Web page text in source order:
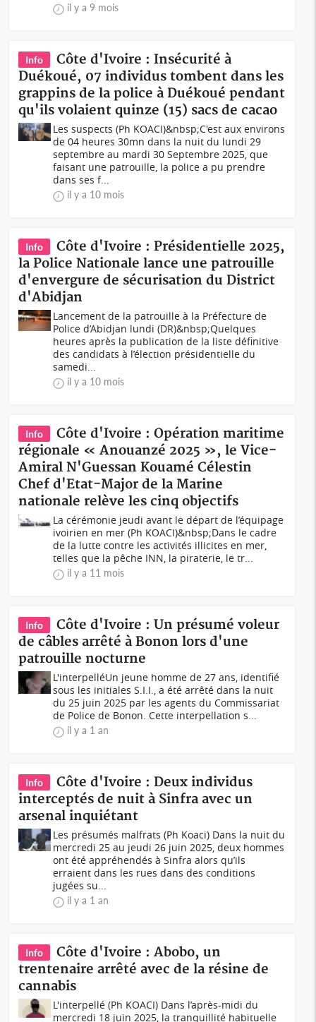
il y a 9 mois
Info
Côte d'Ivoire : Insécurité à
Duékoué, 07 individus tombent dans les
grappins de la police à Duékoué pendant
qu'ils volaient quinze (15) sacs de cacao
Les suspects (Ph KOACI)&nbsp;C'est aux environs
de 04 heures 30mn dans la nuit du lundi 29
septembre au mardi 30 Septembre 2025, que
faisant une patrouille, la police a pu prendre
dans ses f...
il y a 10 mois
Info
Côte d'Ivoire : Présidentielle 2025,
la Police Nationale lance une patrouille
d'envergure de sécurisation du District
d'Abidjan
Lancement de la patrouille à la Préfecture de
Police d’Abidjan lundi (DR)&nbsp;Quelques
heures après la publication de la liste définitive
des candidats à l’élection présidentielle du
samedi...
il y a 10 mois
Info
Côte d'Ivoire : Opération maritime
régionale « Anouanzé 2025 », le Vice-
Amiral N'Guessan Kouamé Célestin
Chef d'Etat-Major de la Marine
nationale relève les cinq objectifs
La cérémonie jeudi avant le départ de l’équipage
ivoirien en mer (Ph KOACI)&nbsp;Dans le cadre
de la lutte contre les activités illicites en mer,
telles que la pêche INN, la piraterie, le tr...
il y a 11 mois
Info
Côte d'Ivoire : Un présumé voleur
de câbles arrêté à Bonon lors d'une
patrouille nocturne
L'interpelléUn jeune homme de 27 ans, identifié
sous les initiales S.I.I., a été arrêté dans la nuit
du 25 juin 2025 par les agents du Commissariat
de Police de Bonon. Cette interpellation s...
il y a 1 an
Info
Côte d'Ivoire : Deux individus
interceptés de nuit à Sinfra avec un
arsenal inquiétant
Les présumés malfrats (Ph Koaci) Dans la nuit du
mercredi 25 au jeudi 26 juin 2025, deux hommes
ont été appréhendés à Sinfra alors qu’ils
erraient dans les rues dans des conditions
jugées su...
il y a 1 an
Info
Côte d'Ivoire : Abobo, un
trentenaire arrêté avec de la résine de
cannabis
L'interpellé (Ph KOACI) Dans l’après-midi du
mercredi 18 juin 2025, la tranquillité habituelle